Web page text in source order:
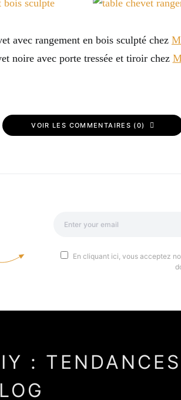
avec rangement en bois sculpté chez
noire avec porte tressée et tiroir chez
VOIR LES COMMENTAIRES (0)
En cliquant ici, vous acceptez